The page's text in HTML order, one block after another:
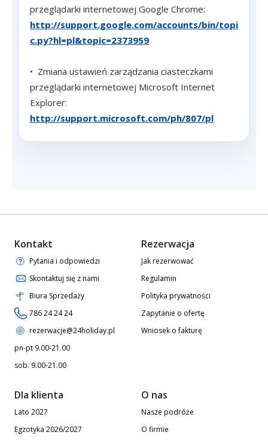
przeglądarki internetowej Google Chrome:
http://support.google.com/accounts/bin/topi
c.py?hl=pl&topic=2373959
• Zmiana ustawień zarządzania ciasteczkami
przeglądarki internetowej Microsoft Internet
Explorer:
http://support.microsoft.com/ph/807/pl
Kontakt
Pytania i odpowiedzi
Skontaktuj się z nami
Biura Sprzedaży
786 24 24 24
rezerwacje@24holiday.pl
pn-pt 9.00-21.00
sob. 9.00-21.00
Rezerwacja
Jak rezerwować
Regulamin
Polityka prywatności
Zapytanie o ofertę
Wniosek o fakturę
Dla klienta
Lato 2027
Egzotyka 2026/2027
O nas
Nasze podróże
O firmie